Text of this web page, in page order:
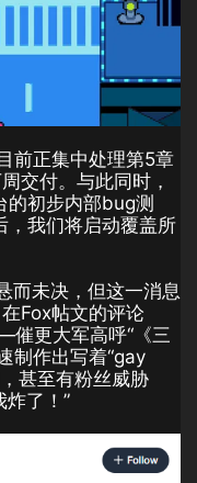
前正集中处理第5章
交付。与此同时，
的初步内部bug测
，我们将启动覆盖所
而未决，但这一消息
Fox帖文的评论
催更大军高呼“《三
制作出写着“gay
甚至有粉丝威胁
了！”